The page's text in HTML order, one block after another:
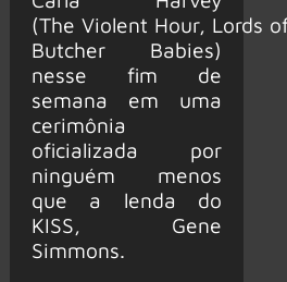
(The Violent Hour, Lords
Butcher Babies)
nesse fim de
semana em uma
cerimônia
oficializada por
ninguém menos
que a lenda do
KISS, Gene
Simmons.